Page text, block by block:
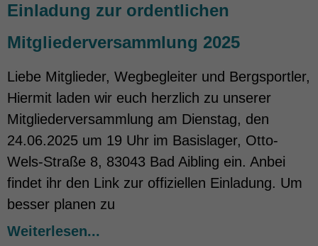
Einladung zur ordentlichen
Mitgliederversammlung 2025
Liebe Mitglieder, Wegbegleiter und Bergsportler,
Hiermit laden wir euch herzlich zu unserer
Mitgliederversammlung am Dienstag, den
24.06.2025 um 19 Uhr im Basislager, Otto-
Wels-Straße 8, 83043 Bad Aibling ein. Anbei
findet ihr den Link zur offiziellen Einladung. Um
besser planen zu
Weiterlesen...